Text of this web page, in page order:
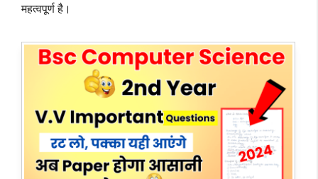
महत्वपूर्ण है।